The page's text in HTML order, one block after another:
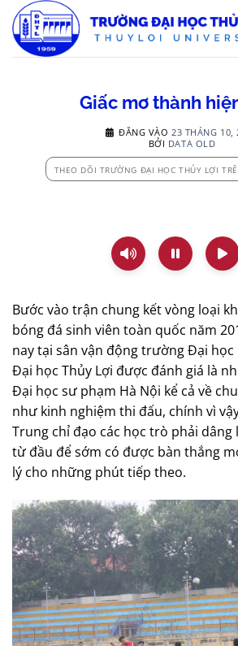
qua
nội
Giấc mơ thành
ĐĂNG VÀO 23 THÁNG 10,
BỞI DATA OLD
THEO DÕI TRƯỜNG ĐẠI HỌC THỦY LỢI
Bước vào trận chung kết vòng loại
bóng đá sinh viên toàn quốc năm
nay tại sân vận động trường Đại
Đại học Thủy Lợi được đánh giá là
Đại học sư phạm Hà Nội kể cả về
như kinh nghiệm thi đấu, chính vì
Trung chỉ đạo các học trò phải dâng
từ đầu để sớm có được bàn thắng
lý cho những phút tiếp theo.